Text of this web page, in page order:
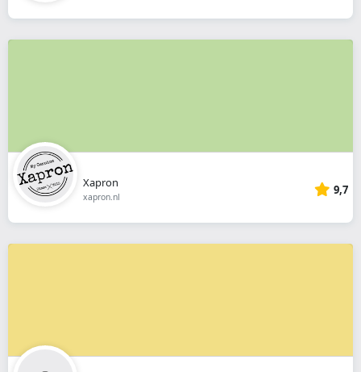
Xapron
xapron.nl 9,7